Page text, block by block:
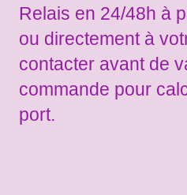
Relais en 24/48h à
ou directement à
contacter avant de
commande pour
port.